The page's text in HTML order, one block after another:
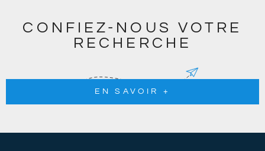
CONFIEZ-NOUS VOTRE
RECHERCHE
EN SAVOIR +